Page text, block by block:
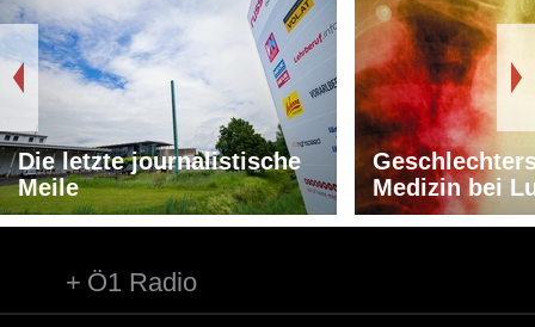
Die letzte journalistische
Meile
Medizin bei
Ö1 Radio